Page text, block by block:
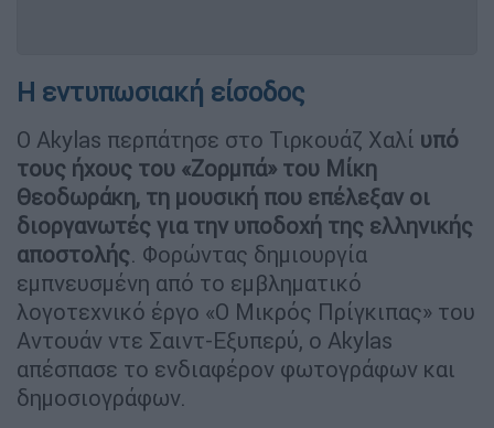
Η εντυπωσιακή είσοδος
Ο Akylas περπάτησε στο Τιρκουάζ Χαλί υπό
τους ήχους του «Ζορμπά» του Μίκη
Θεοδωράκη, τη μουσική που επέλεξαν οι
διοργανωτές για την υποδοχή της ελληνικής
αποστολής. Φορώντας δημιουργία
εμπνευσμένη από το εμβληματικό
λογοτεχνικό έργο «Ο Μικρός Πρίγκιπας» του
Αντουάν ντε Σαιντ-Εξυπερύ, ο Akylas
απέσπασε το ενδιαφέρον φωτογράφων και
δημοσιογράφων.